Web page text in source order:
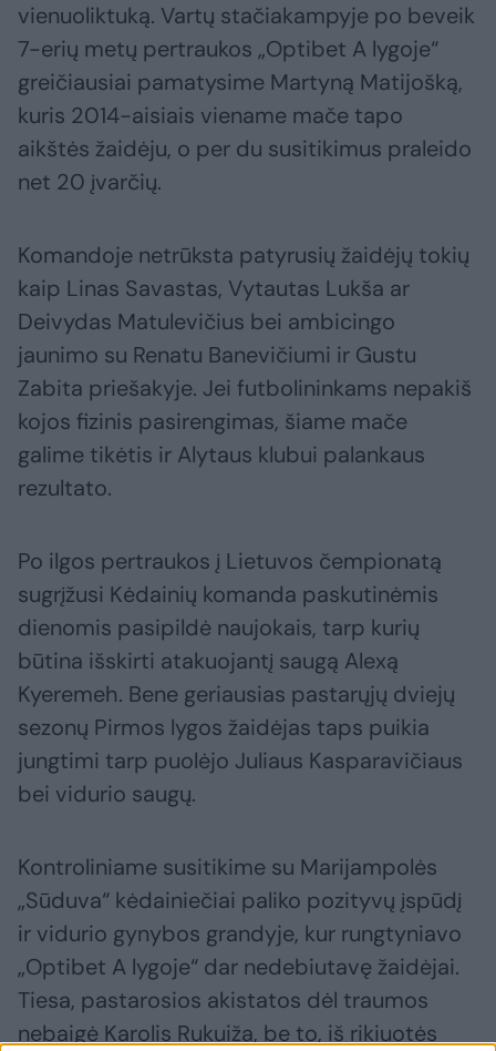
vienuoliktuką. Vartų stačiakampyje po beveik
7-erių metų pertraukos „Optibet A lygoje“
greičiausiai pamatysime Martyną Matijošką,
kuris 2014-aisiais viename mače tapo
aikštės žaidėju, o per du susitikimus praleido
net 20 įvarčių.
Komandoje netrūksta patyrusių žaidėjų tokių
kaip Linas Savastas, Vytautas Lukša ar
Deivydas Matulevičius bei ambicingo
jaunimo su Renatu Banevičiumi ir Gustu
Zabita priešakyje. Jei futbolininkams nepakiš
kojos fizinis pasirengimas, šiame mače
galime tikėtis ir Alytaus klubui palankaus
rezultato.
Po ilgos pertraukos į Lietuvos čempionatą
sugrįžusi Kėdainių komanda paskutinėmis
dienomis pasipildė naujokais, tarp kurių
būtina išskirti atakuojantį saugą Alexą
Kyeremeh. Bene geriausias pastarųjų dviejų
sezonų Pirmos lygos žaidėjas taps puikia
jungtimi tarp puolėjo Juliaus Kasparavičiaus
bei vidurio saugų.
Kontroliniame susitikime su Marijampolės
„Sūduva“ kėdainiečiai paliko pozityvų įspūdį
ir vidurio gynybos grandyje, kur rungtyniavo
„Optibet A lygoje“ dar nedebiutavę žaidėjai.
Tiesa, pastarosios akistatos dėl traumos
nebaigė Karolis Rukuiža, be to, iš rikiuotės